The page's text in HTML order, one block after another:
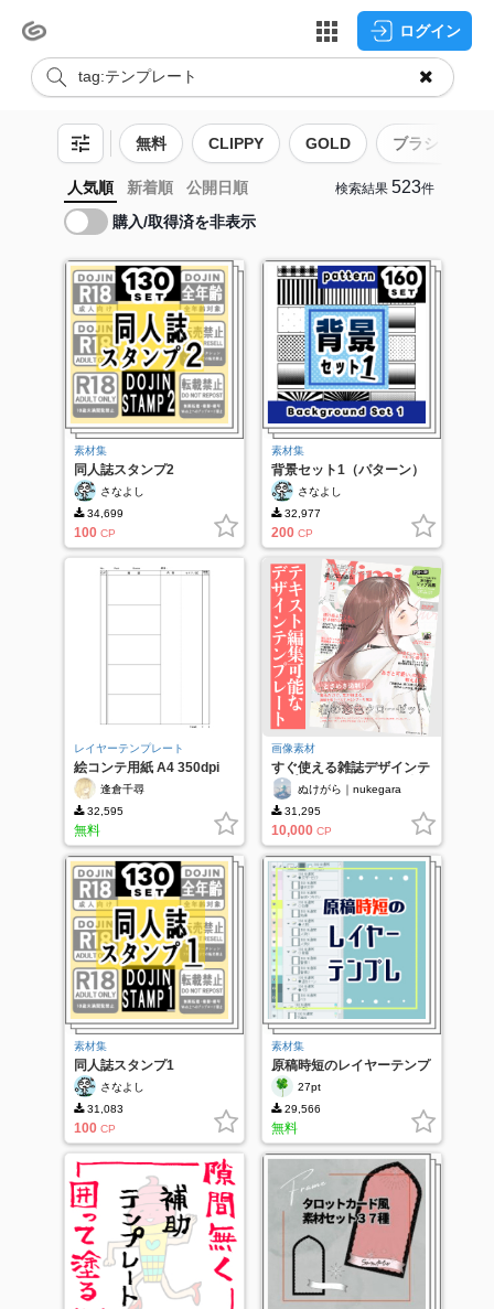
ログイン
無料 CLIPPY GOLD ブラシ
人気順 新着順
公開日順
購入/取得済を非表示
検索結果 523件
素材集
同人誌スタンプ2
さなよし
34,699
100 CP
素材集
背景セット1（パターン）
さなよし
32,977
200 CP
レイヤーテンプレート
絵コンテ用紙 A4 350dpi
逢倉千尋
32,595
無料
画像素材
すぐ使える雑誌デザインテ
ンプレート｜テキスト編集
可
ぬけがら｜nukegara
31,295
10,000 CP
素材集
同人誌スタンプ1
さなよし
31,083
100 CP
素材集
原稿時短のレイヤーテンプ
レ
27pt
29,566
無料